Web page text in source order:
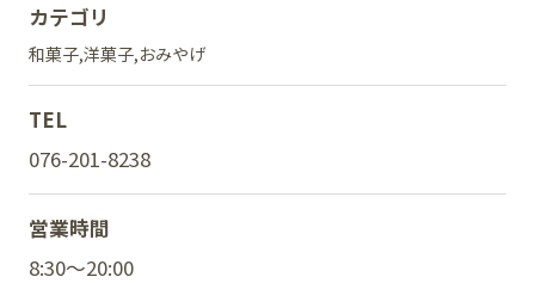
カテゴリ
和菓子 洋菓子 おみやげ
TEL
076-201-8238
営業時間
8:30～20:00